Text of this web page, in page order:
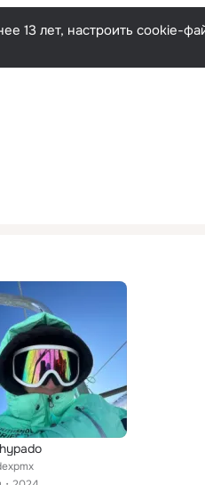
Русский
13 лет, настроить cookie-